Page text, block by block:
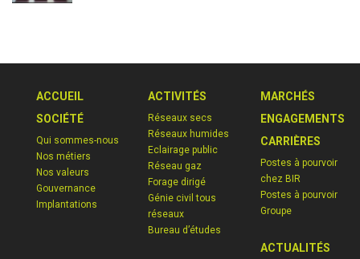
ACCUEIL
SOCIÉTÉ
Qui sommes-nous
Nos métiers
Nos valeurs
Gouvernance
Implantations
ACTIVITÉS
Réseaux secs
Réseaux humides
Eclairage public
Réseau gaz
Forage dirigé
Génie civil tous
réseaux
Bureau d’études
MARCHÉS
ENGAGEMENTS
CARRIÈRES
Postes à pourvoir
chez BIR
Postes à pourvoir
Groupe
ACTUALITÉS